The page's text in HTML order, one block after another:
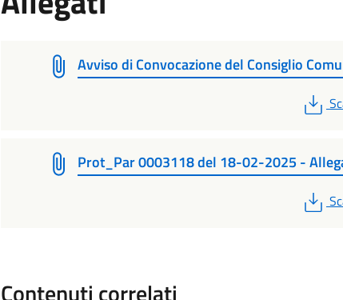
Avviso di Convocazione del Consiglio
Prot_Par 0003118 del 18-02-2025 -